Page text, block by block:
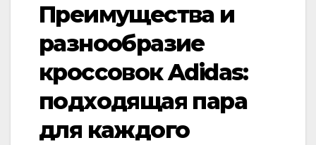
Преимущества и
разнообразие
кроссовок Adidas:
подходящая пара
для каждого